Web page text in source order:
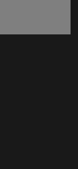
ventana)
ventana)